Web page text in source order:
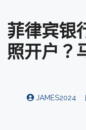
菲律宾银
照开户？
JAMES2024